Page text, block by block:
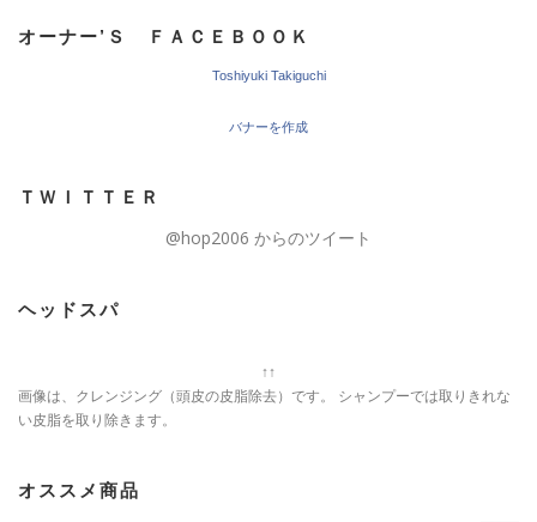
オーナー’Ｓ ＦＡＣＥＢＯＯＫ
Toshiyuki Takiguchi
バナーを作成
ＴＷＩＴＴＥＲ
@hop2006 からのツイート
ヘッドスパ
↑↑
画像は、クレンジング（頭皮の皮脂除去）です。 シャンプーでは取りきれな
い皮脂を取り除きます。
オススメ商品